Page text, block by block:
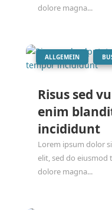
dolore magna...
Risus sed
enim
incididunt
| ALLGEMEIN
Lorem ipsum dolor
elit, sed do
dolore magna...